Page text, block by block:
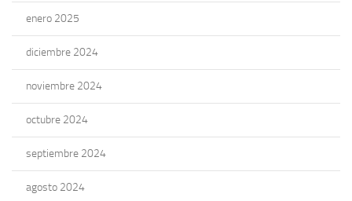
enero 2025
diciembre 2024
noviembre 2024
octubre 2024
septiembre 2024
agosto 2024